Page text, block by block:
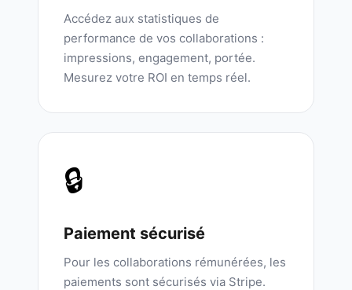
Accédez aux statistiques de
performance de vos collaborations :
impressions, engagement, portée.
Mesurez votre ROI en temps réel.
🔒
Paiement sécurisé
Pour les collaborations rémunérées, les
paiements sont sécurisés via Stripe.